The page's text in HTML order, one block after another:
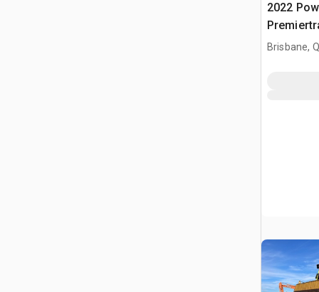
2022
mascelle
Brisbane,